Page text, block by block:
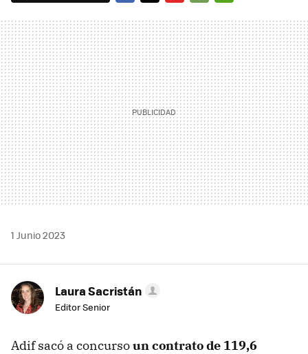
MAIL
1 Junio 2023
Laura Sacristán
Editor Senior
Adif sacó a concursoun contrato de 119,6